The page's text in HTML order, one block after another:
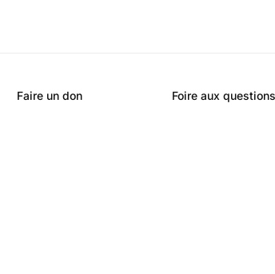
Faire un don Foire aux questions